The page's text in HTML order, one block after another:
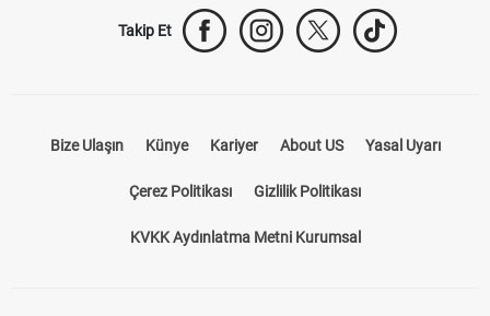
Takip Et
Bize Ulaşın Künye Kariyer About US Yasal Uyarı
Çerez Politikası Gizlilik Politikası
KVKK Aydınlatma Metni Kurumsal